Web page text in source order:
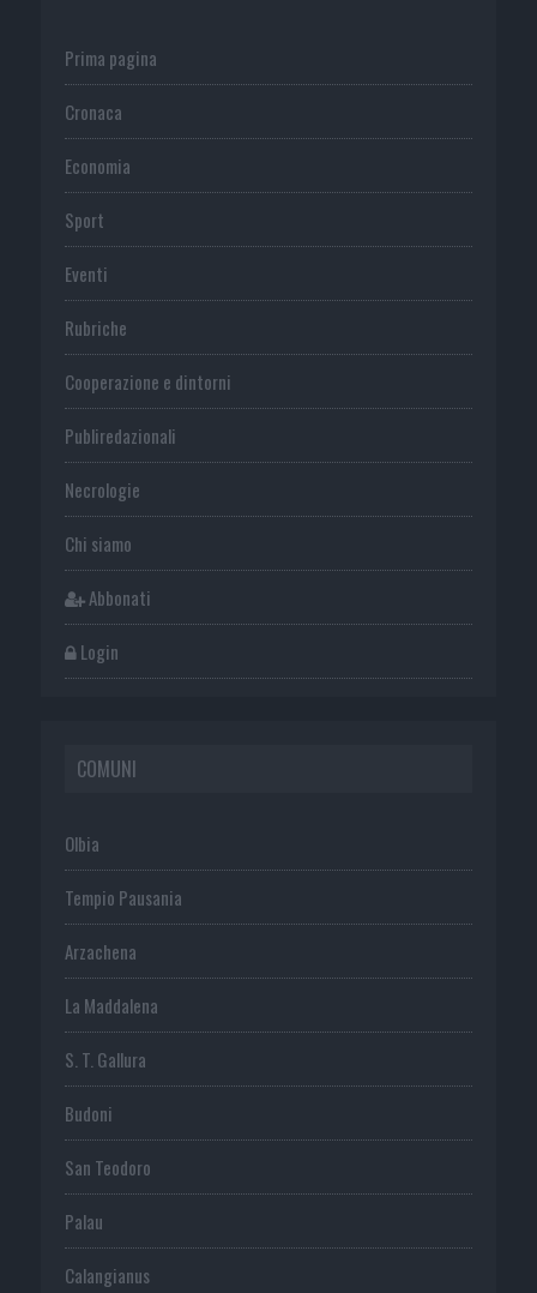
Prima pagina
Cronaca
Economia
Sport
Eventi
Rubriche
Cooperazione e dintorni
Publiredazionali
Necrologie
Chi siamo
Abbonati
Login
COMUNI
Olbia
Tempio Pausania
Arzachena
La Maddalena
S. T. Gallura
Budoni
San Teodoro
Palau
Calangianus